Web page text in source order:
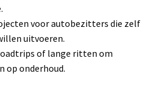
voor autobezitters die zelf
uitvoeren.
of lange ritten om
op onderhoud.